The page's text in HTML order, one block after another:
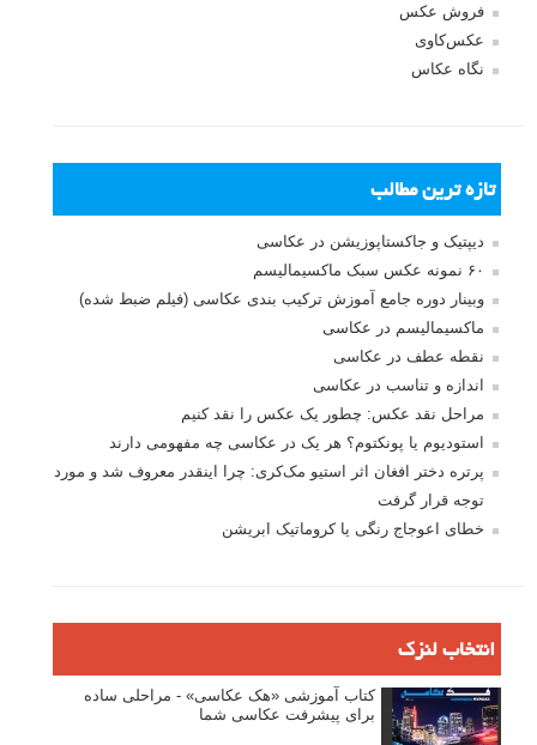
فروش عکس
عکس‌کاوی
نگاه عکاس
تازه ترین مطالب
دیپتیک و جاکستا‌پوزیشن در عکاسی
۶۰ نمونه عکس سبک ماکسیمالیسم
وبینار دوره جامع آموزش ترکیب بندی عکاسی (فیلم ضبط شده)
ماکسیمالیسم در عکاسی
نقطه عطف در عکاسی
اندازه و تناسب در عکاسی
مراحل نقد عکس: چطور یک عکس را نقد کنیم
استودیوم یا پونکتوم؟ هر یک در عکاسی چه مفهومی دارند
پرتره دختر افغان اثر استیو مک‌کری: چرا اینقدر معروف شد و مورد
توجه قرار گرفت
خطای اعوجاج رنگی یا کروماتیک ابریشن
انتخاب لنزک
کتاب آموزشی «هک عکاسی» - مراحلی ساده
برای پیشرفت عکاسی شما